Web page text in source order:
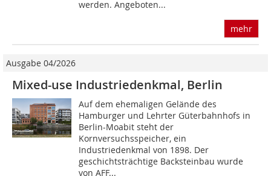
werden. Angeboten...
mehr
Ausgabe 04/2026
Mixed-use Industriedenkmal, Berlin
Auf dem ehemaligen Gelände des
Hamburger und Lehrter Güterbahnhofs in
Berlin-Moabit steht der
Kornversuchsspeicher, ein
Industriedenkmal von 1898. Der
geschichtsträchtige Backsteinbau wurde
von AFF...